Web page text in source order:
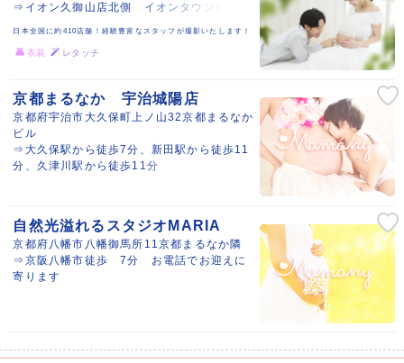
⇒イオン久御山店北側 イオンタウン横
日本全国に約410店舗！経験豊富なスタッフが撮影いたします！
衣装 レタッチ
京都まるなか 宇治城陽店
京都府宇治市大久保町上ノ山32京都まるなか
ビル
⇒大久保駅から徒歩7分、新田駅から徒歩11
分、久津川駅から徒歩11分
自然光溢れるスタジオMARIA
京都府八幡市八幡御馬所11京都まるなか隣
⇒京阪八幡市徒歩 7分 お電話でお迎えに
寄ります